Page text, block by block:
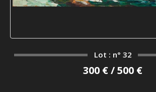
Lot : n° 32
300 € / 500 €